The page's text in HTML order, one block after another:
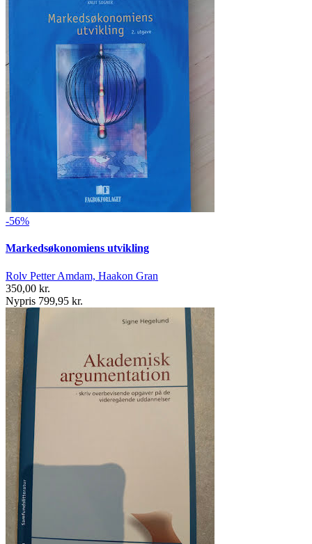
-56%
Markedsøkonomiens utvikling
Rolv Petter Amdam, Haakon Gran
350,00 kr.
Nypris 799,95 kr.